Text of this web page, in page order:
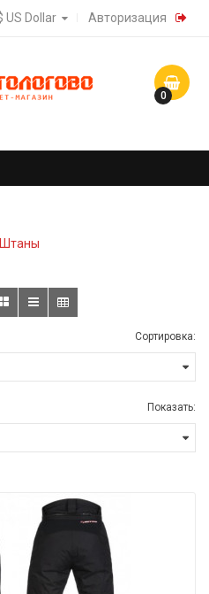
Авторизация
0
Штаны
Сортировка:
Показать: